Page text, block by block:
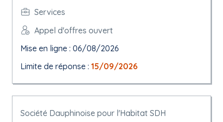
Services
Appel d'offres ouvert
Mise en ligne : 06/08/2026
Limite de réponse : 15/09/2026
Société Dauphinoise pour l'Habitat SDH